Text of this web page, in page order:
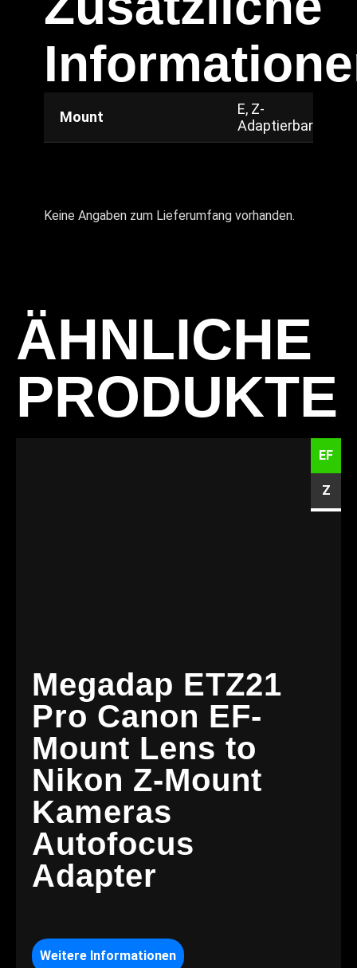
Mount
E, Z-
Adaptierbar
Keine Angaben zum Lieferumfang vorhanden.
ÄHNLICHE
PRODUKTE
EF
Z
Megadap ETZ21
Pro Canon EF-
Mount Lens to
Nikon Z-Mount
Kameras
Autofocus
Adapter
Weitere Informationen